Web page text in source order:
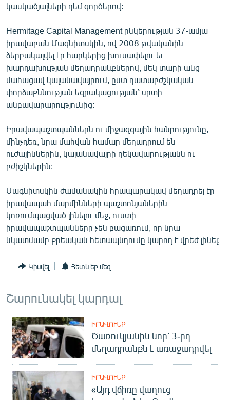
ՄԻՋԱԶԳԱՅԻՆ
ՄՇԱԿՈՒՅԹ
ՍՊՈՐՏ
ՄԵԿՆԱԲԱՆՈՒԹՅՈՒՆ
ՏՏ ԵՒ ԻՆՏԵՐՆԵՏ
ԿՈՐՈՆԱՎԻՐՈՒՍ
ՏԵՍԱՆՅՈՒԹԵՐ
ԲԱՆԱՎԵՃ
ՁԳՏԵԼՈՎ ԼԱՎԱԳՈՒՅՆԻՆ
ՓՈԴՔԱՍԹ
Հայերեն
English
«Ազատության» բոլոր կայքերը
կասկածյալների դեմ գործերով:
Hermitage Capital Management ընկերության 37-ամյա
իրավաբան Մագնիտսկին, ով 2008 թվականին
ձերբակալվել էր հարկերից խուսափելու եւ
խարդախության մեղադրանքներով, մեկ տարի անց
մահացավ կալանավայրում, ըստ դատաբժշկական
փորձաքննության եզրակացության՝ սրտի
անբավարարությունից:
Իրավապաշտպաններն ու միջազգային հանրությունը,
մինչդեռ, նրա մահվան համար մեղադրում են
ուժայիններին, կալանավայրի ղեկավարությանն ու
բժիշկներին:
Մագնիտսկին ժամանակին հրապարակավ մեղադրել էր
իրավապահ մարմինների պաշտոնյաներին
կոռումպացված լինելու մեջ, ուստի
իրավապաշտպանները չեն բացառում, որ նրա
նկատմամբ քրեական հետապնդումը կարող է վրեժ լինել:
Կիսվել Հետևեք մեզ
Շարունակել կարդալ
ԻՐԱՎՈՒՆՔ
Ծառուկյանին նոր՝ 3-րդ
մեղադրանքն է առաջադրվել
ԻՐԱՎՈՒՆՔ
«Այդ վճիռը վաղուց